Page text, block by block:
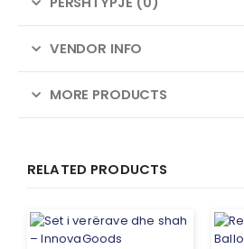
VENDOR INFO
MORE PRODUCTS
RELATED PRODUCTS